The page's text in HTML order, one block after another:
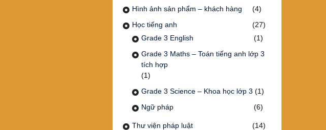
Hình ảnh sản phẩm – khách hàng
(4)
Học tiếng anh
(27)
Grade 3 English
(1)
Grade 3 Maths – Toán tiếng anh lớp 3
tích hợp
(1)
Grade 3 Science – Khoa học lớp 3 (1)
Ngữ pháp
(6)
Thư viện pháp luật
(14)